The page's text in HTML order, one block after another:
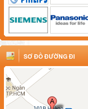
SƠ ĐỒ ĐƯỜNG ĐI